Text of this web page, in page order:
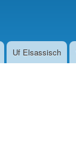
Uf Elsassisch